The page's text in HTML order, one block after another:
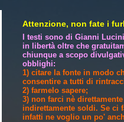
Attenzione, non fate i
I testi sono di Gianni
in libertà oltre che
chiunque a scopo
obblighi:
1) citare la fonte in modo
consentire a tutti di
2) farmelo sapere;
3) non farci nè
indirettamente soldi. Se ci
infatti ne voglio un po'